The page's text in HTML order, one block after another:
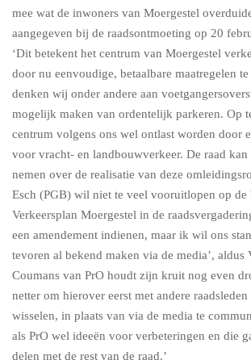
mee wat de inwoners van Moergestel
aangegeven bij de raadsontmoeting op 20
‘Dit betekent het centrum van Moergestel
door nu eenvoudige, betaalbare maatregelen
denken wij onder andere aan
mogelijk maken van ordentelijk parkeren. Op
centrum volgens ons wel ontlast worden door
voor vracht- en landbouwverkeer. De raad kan
nemen over de realisatie van deze
Esch (PGB) wil niet te veel vooruitlopen op de
Verkeersplan Moergestel in de
een amendement indienen, maar ik wil ons
tevoren al bekend maken via de media’, aldus
Coumans van PrO houdt zijn kruit nog even
netter om hierover eerst met andere
wisselen, in plaats van via de media te
als PrO wel ideeën voor verbeteringen en die
delen met de rest van de raad.’